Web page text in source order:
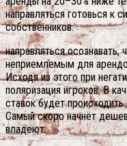
направляться готовься к
собственников.
направляться осознавать,
неприемлемым для
Исходя из этого при
поляризация игроков. В
ставок будет
Самый скоро начнёт
владеют: